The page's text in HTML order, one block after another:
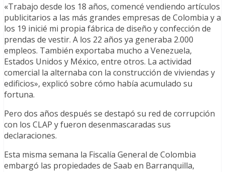
«Trabajo desde los 18 años, comencé vendiendo artículos
publicitarios a las más grandes empresas de Colombia y a
los 19 inicié mi propia fábrica de diseño y confección de
prendas de vestir. A los 22 años ya generaba 2.000
empleos. También exportaba mucho a Venezuela,
Estados Unidos y México, entre otros. La actividad
comercial la alternaba con la construcción de viviendas y
edificios», explicó sobre cómo había acumulado su
fortuna.
Pero dos años después se destapó su red de corrupción
con los CLAP y fueron desenmascaradas sus
declaraciones.
Esta misma semana la Fiscalía General de Colombia
embargó las propiedades de Saab en Barranquilla,